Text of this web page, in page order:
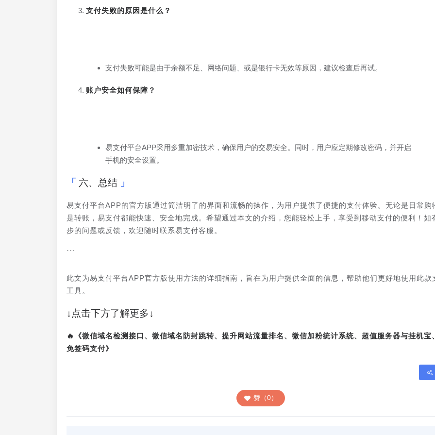
支付失败的原因是什么？
支付失败可能是由于余额不足、网络问题、或是银行卡无效等原因，建议检查后再试。
账户安全如何保障？
易支付平台APP采用多重加密技术，确保用户的交易安全。同时，用户应定期修改密码，并开启
手机的安全设置。
六、总结
易支付平台APP的官方版通过简洁明了的界面和流畅的操作，为用户提供了便捷的支付体验。无论是日常购
是转账，易支付都能快速、安全地完成。希望通过本文的介绍，您能轻松上手，享受到移动支付的便利！如
步的问题或反馈，欢迎随时联系易支付客服。
```
此文为易支付平台APP官方版使用方法的详细指南，旨在为用户提供全面的信息，帮助他们更好地使用此款
工具。
↓点击下方了解更多↓
🔥《微信域名检测接口、微信域名防封跳转、提升网站流量排名、微信加粉统计系统、超值服务器与挂机宝
免签码支付》
赞（0）